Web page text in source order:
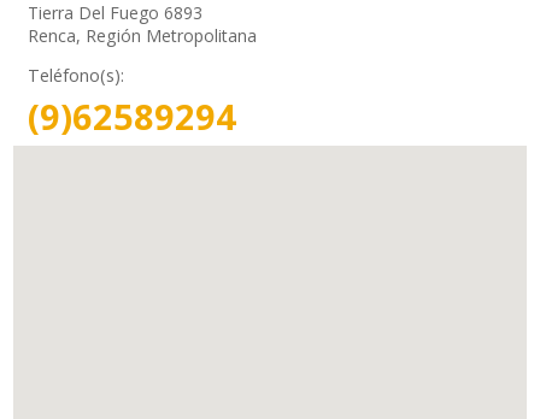
Tierra Del Fuego 6893
Renca, Región Metropolitana
Teléfono(s):
(9)62589294